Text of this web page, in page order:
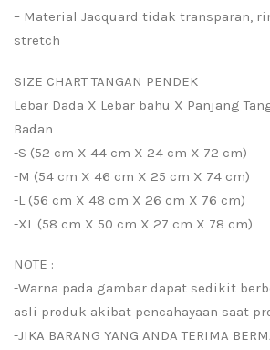
– Material Jacquard tidak transparan,
stretch
SIZE CHART TANGAN PENDEK
Lebar Dada X Lebar bahu X Panjang
Badan
-S (52 cm X 44 cm X 24 cm X 72 cm)
-M (54 cm X 46 cm X 25 cm X 74 cm)
-L (56 cm X 48 cm X 26 cm X 76 cm)
-XL (58 cm X 50 cm X 27 cm X 78 cm)
NOTE :
-Warna pada gambar dapat sedikit
asli produk akibat pencahayaan saat
-JIKA BARANG YANG ANDA TERIMA